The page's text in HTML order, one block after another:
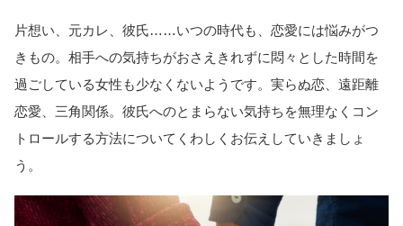
片想い、元カレ、彼氏……いつの時代も、恋愛には悩みがつ
きもの。相手への気持ちがおさえきれずに悶々とした時間を
過ごしている女性も少なくないようです。実らぬ恋、遠距離
恋愛、三角関係。彼氏へのとまらない気持ちを無理なくコン
トロールする方法についてくわしくお伝えしていきましょ
う。